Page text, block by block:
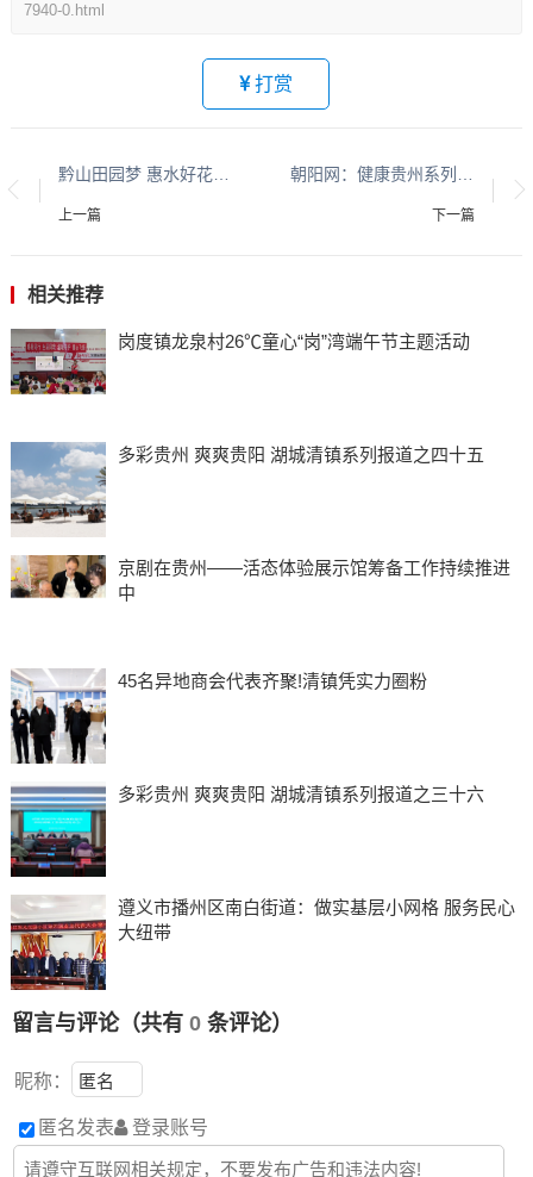
7940-0.html
打赏
黔山田园梦 惠水好花红 平安守护人系列报道之二百三十八
上一篇
朝阳网：健康贵州系列报道之一
下一篇
相关推荐
岗度镇龙泉村26℃童心“岗”湾端午节主题活动
多彩贵州 爽爽贵阳 湖城清镇系列报道之四十五
京剧在贵州——活态体验展示馆筹备工作持续推进
中
45名异地商会代表齐聚!清镇凭实力圈粉
多彩贵州 爽爽贵阳 湖城清镇系列报道之三十六
遵义市播州区南白街道：做实基层小网格 服务民心
大纽带
留言与评论（共有 0条评论）
昵称：
匿名发表 登录账号